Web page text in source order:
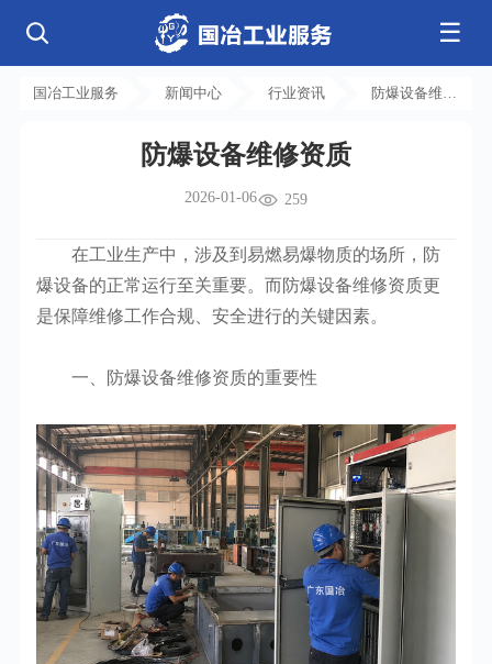
☰
公司简介
发展历程
核心业务
电气工程
钢结构工程
弱电工程
消防工程
基控电箱
工程案例
人工智能 • 机器人
量子 • 脑机
其它
工程技巧
机电知识
安装教程
工业百科
工业问答
国冶工业服务 新闻中心 行业资讯
防爆设备维修
防爆设备维修资质
2026-01-06 259
在工业生产中，涉及到易燃易爆物质的场所，防
爆设备的正常运行至关重要。而防爆设备维修资质更
是保障维修工作合规、安全进行的关键因素。
一、防爆设备维修资质的重要性